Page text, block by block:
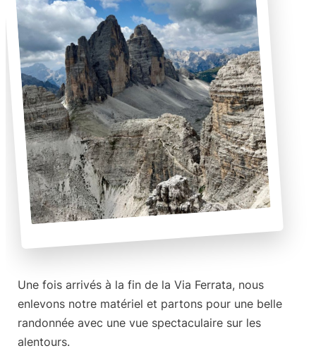
Une fois arrivés à la fin de la Via Ferrata, nous
enlevons notre matériel et partons pour une belle
randonnée avec une vue spectaculaire sur les
alentours.